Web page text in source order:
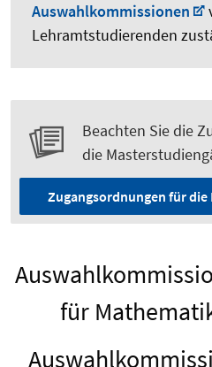
Auswahlkommissionen
Lehramtstudierenden
Beachten Sie die
die
Zugangsordnungen für
für